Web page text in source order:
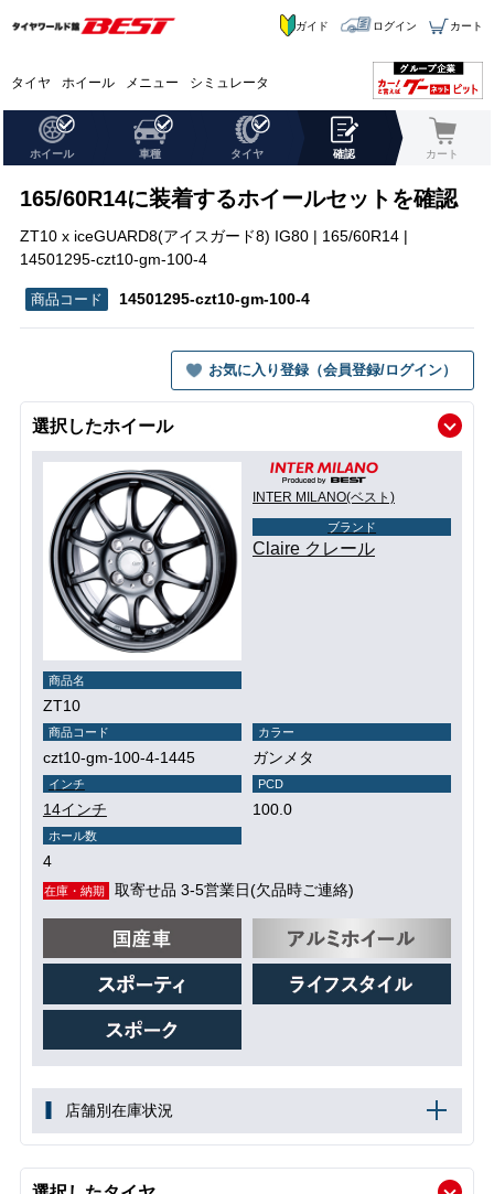
タイヤ ホイール メニュー シミュレータ
ガイド ログイン カート
ホイール 車種 タイヤ 確認 カート
165/60R14に装着するホイールセットを確認
ZT10 x iceGUARD8(アイスガード8) IG80 | 165/60R14 |
14501295-czt10-gm-100-4
14501295-czt10-gm-100-4
お気に入り登録（会員登録/ログイン）
選択したホイール
INTER MILANO(ベスト)
ブランド
Claire クレール
商品名
ZT10
商品コード
czt10-gm-100-4-1445
カラー
ガンメタ
インチ
14インチ
PCD
100.0
ホール数
4
在庫・納期 取寄せ品 3-5営業日(欠品時ご連絡)
店舗別在庫状況